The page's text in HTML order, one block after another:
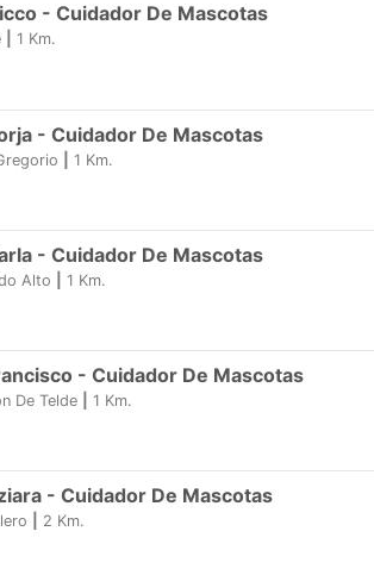
- Cuidador De Mascotas
1 Km.
- Cuidador De Mascotas
1 Km.
- Cuidador De Mascotas
Alto 1 Km.
- Cuidador De Mascotas
De Telde 1 Km.
- Cuidador De Mascotas
2 Km.